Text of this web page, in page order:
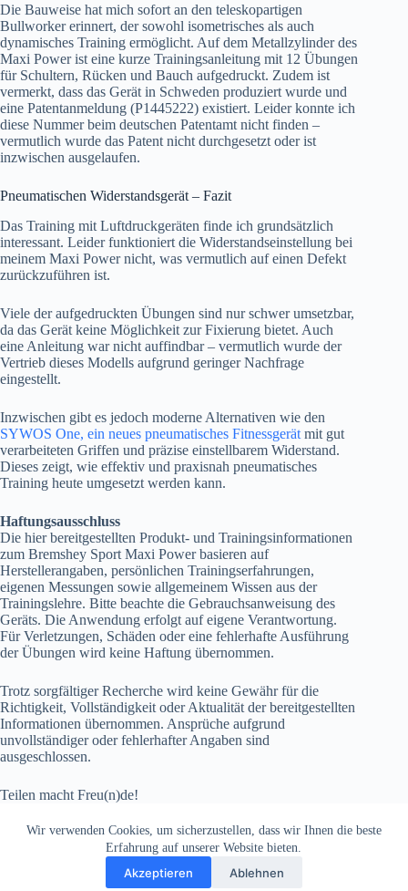
Wir verwenden Cookies, um sicherzustellen, dass wir Ihnen die beste
Erfahrung auf unserer Website bieten.
Akzeptieren Ablehnen
Die Bauweise hat mich sofort an den teleskopartigen
Bullworker erinnert, der sowohl isometrisches als auch
dynamisches Training ermöglicht. Auf dem Metallzylinder des
Maxi Power ist eine kurze Trainingsanleitung mit 12 Übungen
für Schultern, Rücken und Bauch aufgedruckt. Zudem ist
vermerkt, dass das Gerät in Schweden produziert wurde und
eine Patentanmeldung (P1445222) existiert. Leider konnte ich
diese Nummer beim deutschen Patentamt nicht finden –
vermutlich wurde das Patent nicht durchgesetzt oder ist
inzwischen ausgelaufen.
Pneumatischen Widerstandsgerät – Fazit
Das Training mit Luftdruckgeräten finde ich grundsätzlich
interessant. Leider funktioniert die Widerstandseinstellung bei
meinem Maxi Power nicht, was vermutlich auf einen Defekt
zurückzuführen ist.
Viele der aufgedruckten Übungen sind nur schwer umsetzbar,
da das Gerät keine Möglichkeit zur Fixierung bietet. Auch
eine Anleitung war nicht auffindbar – vermutlich wurde der
Vertrieb dieses Modells aufgrund geringer Nachfrage
eingestellt.
Inzwischen gibt es jedoch moderne Alternativen wie den
SYWOS One, ein neues pneumatisches Fitnessgerät mit gut
verarbeiteten Griffen und präzise einstellbarem Widerstand.
Dieses zeigt, wie effektiv und praxisnah pneumatisches
Training heute umgesetzt werden kann.
Haftungsausschluss
Die hier bereitgestellten Produkt- und Trainingsinformationen
zum Bremshey Sport Maxi Power basieren auf
Herstellerangaben, persönlichen Trainingserfahrungen,
eigenen Messungen sowie allgemeinem Wissen aus der
Trainingslehre. Bitte beachte die Gebrauchsanweisung des
Geräts. Die Anwendung erfolgt auf eigene Verantwortung.
Für Verletzungen, Schäden oder eine fehlerhafte Ausführung
der Übungen wird keine Haftung übernommen.
Trotz sorgfältiger Recherche wird keine Gewähr für die
Richtigkeit, Vollständigkeit oder Aktualität der bereitgestellten
Informationen übernommen. Ansprüche aufgrund
unvollständiger oder fehlerhafter Angaben sind
ausgeschlossen.
Teilen macht Freu(n)de!